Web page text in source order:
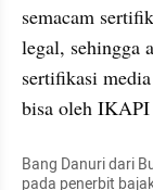
semacam
legal, sehingga
sertifikasi
bisa oleh IKAPI
Bang Danuri dari
pada penerbit